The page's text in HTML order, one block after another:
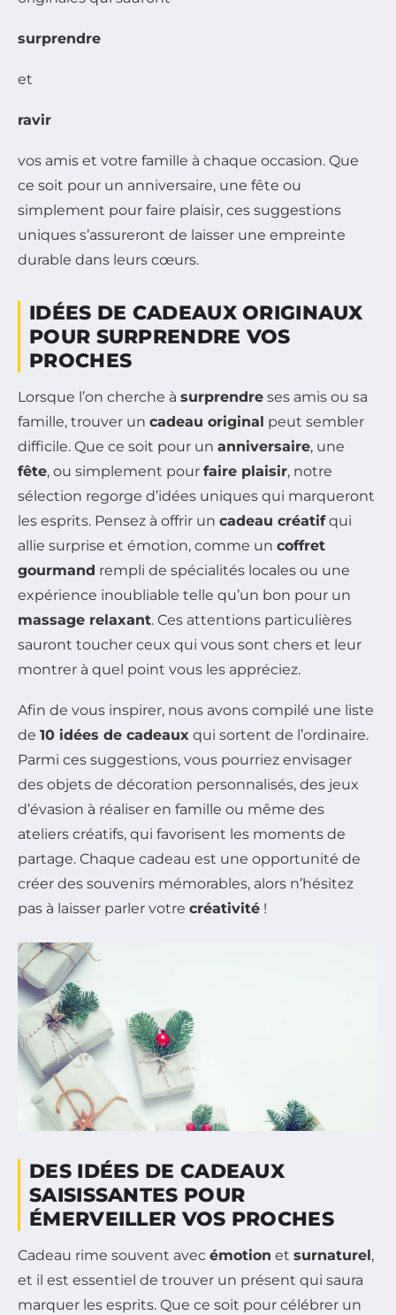
surprendre
et
ravir
vos amis et votre famille à chaque occasion. Que
ce soit pour un anniversaire, une fête ou
simplement pour faire plaisir, ces suggestions
uniques s’assureront de laisser une empreinte
durable dans leurs cœurs.
IDÉES DE CADEAUX ORIGINAUX
POUR SURPRENDRE VOS
PROCHES
Lorsque l’on cherche à surprendre ses amis ou sa
famille, trouver un cadeau original peut sembler
difficile. Que ce soit pour un anniversaire, une
fête, ou simplement pour faire plaisir, notre
sélection regorge d’idées uniques qui marqueront
les esprits. Pensez à offrir un cadeau créatifqui
allie surprise et émotion, comme un coffret
gourmand rempli de spécialités locales ou une
expérience inoubliable telle qu’un bon pour un
massage relaxant. Ces attentions particulières
sauront toucher ceux qui vous sont chers et leur
montrer à quel point vous les appréciez.
Afin de vous inspirer, nous avons compilé une liste
de 10 idées de cadeaux qui sortent de l’ordinaire.
Parmi ces suggestions, vous pourriez envisager
des objets de décoration personnalisés, des jeux
d’évasion à réaliser en famille ou même des
ateliers créatifs, qui favorisent les moments de
partage. Chaque cadeau est une opportunité de
créer des souvenirs mémorables, alors n’hésitez
pas à laisser parler votre créativité !
DES IDÉES DE CADEAUX
SAISISSANTES POUR
ÉMERVEILLER VOS PROCHES
Cadeau rime souvent avec émotion et surnaturel ,
et il est essentiel de trouver un présent qui saura
marquer les esprits. Que ce soit pour célébrer un